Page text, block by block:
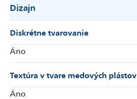
Dizajn
Diskrétne tvarovanie
Áno
Textúra v tvare medových plástov
Áno